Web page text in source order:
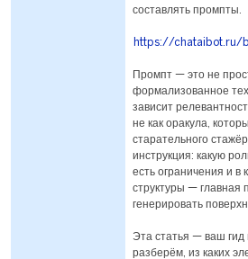
составлять промпты.
https://chataibot.ru/
Промпт — это не
формализованное
зависит
не как оракула,
старательного
инструкция: какую
есть ограничения и в
структуры —
генерировать
Эта статья — ваш гид
разберём, из каких